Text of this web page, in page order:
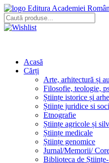
Editura Academiei
Acasă
Cărți
Arte, arhitectură și
Filosofie, teologie,
Științe istorice și
Științe juridice si
Etnografie
Științe agricole și
Științe medicale
Științe genomice
Jurnal/Memorii/
Biblioteca de